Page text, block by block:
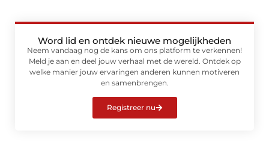
Word lid en ontdek nieuwe mogelijkheden
Neem vandaag nog de kans om ons platform te verkennen!
Meld je aan en deel jouw verhaal met de wereld. Ontdek op
welke manier jouw ervaringen anderen kunnen motiveren
en samenbrengen.
Registreer nu